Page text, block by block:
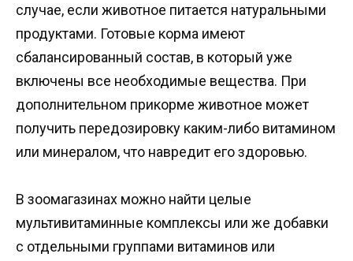
случае, если животное питается натуральными
продуктами. Готовые корма имеют
сбалансированный состав, в который уже
включены все необходимые вещества. При
дополнительном прикорме животное может
получить передозировку каким-либо витамином
или минералом, что навредит его здоровью.
В зоомагазинах можно найти целые
мультивитаминные комплексы или же добавки
с отдельными группами витаминов или